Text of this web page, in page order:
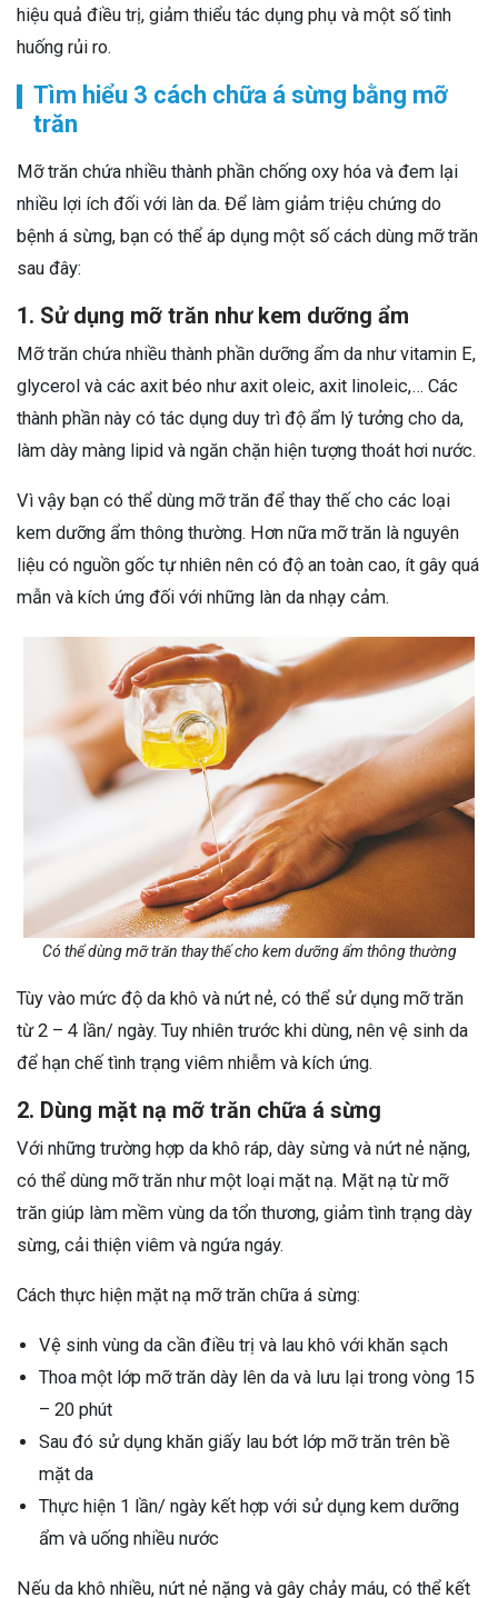
hiệu quả điều trị, giảm thiểu tác dụng phụ và một số tình
huống rủi ro.
Tìm hiểu 3 cách chữa á sừng bằng mỡ
trăn
Mỡ trăn chứa nhiều thành phần chống oxy hóa và đem lại
nhiều lợi ích đối với làn da. Để làm giảm triệu chứng do
bệnh á sừng, bạn có thể áp dụng một số cách dùng mỡ trăn
sau đây:
1. Sử dụng mỡ trăn như kem dưỡng ẩm
Mỡ trăn chứa nhiều thành phần dưỡng ẩm da như vitamin E,
glycerol và các axit béo như axit oleic, axit linoleic,… Các
thành phần này có tác dụng duy trì độ ẩm lý tưởng cho da,
làm dày màng lipid và ngăn chặn hiện tượng thoát hơi nước.
Vì vậy bạn có thể dùng mỡ trăn để thay thế cho các loại
kem dưỡng ẩm thông thường. Hơn nữa mỡ trăn là nguyên
liệu có nguồn gốc tự nhiên nên có độ an toàn cao, ít gây quá
mẫn và kích ứng đối với những làn da nhạy cảm.
Có thể dùng mỡ trăn thay thế cho kem dưỡng ẩm thông thường
Tùy vào mức độ da khô và nứt nẻ, có thể sử dụng mỡ trăn
từ 2 – 4 lần/ ngày. Tuy nhiên trước khi dùng, nên vệ sinh da
để hạn chế tình trạng viêm nhiễm và kích ứng.
2. Dùng mặt nạ mỡ trăn chữa á sừng
Với những trường hợp da khô ráp, dày sừng và nứt nẻ nặng,
có thể dùng mỡ trăn như một loại mặt nạ. Mặt nạ từ mỡ
trăn giúp làm mềm vùng da tổn thương, giảm tình trạng dày
sừng, cải thiện viêm và ngứa ngáy.
Cách thực hiện mặt nạ mỡ trăn chữa á sừng:
Vệ sinh vùng da cần điều trị và lau khô với khăn sạch
Thoa một lớp mỡ trăn dày lên da và lưu lại trong vòng 15
– 20 phút
Sau đó sử dụng khăn giấy lau bớt lớp mỡ trăn trên bề
mặt da
Thực hiện 1 lần/ ngày kết hợp với sử dụng kem dưỡng
ẩm và uống nhiều nước
Nếu da khô nhiều, nứt nẻ nặng và gây chảy máu, có thể kết